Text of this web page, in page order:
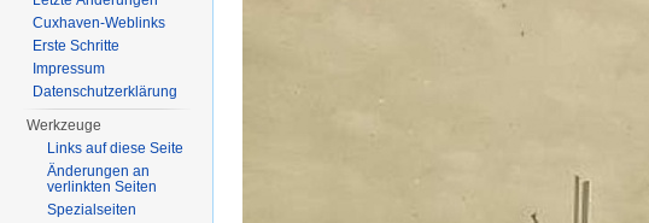
Cuxhaven-Weblinks
Erste Schritte
Impressum
Datenschutzerklärung
Werkzeuge
Links auf diese Seite
Änderungen an
verlinkten Seiten
Spezialseiten